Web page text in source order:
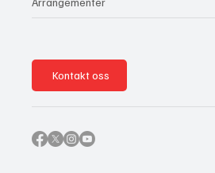
Kontakt oss